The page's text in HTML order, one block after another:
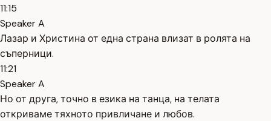
11:15
Speaker A
Лазар и Христина от една страна влизат в ролята на
съперници.
11:21
Speaker A
Но от друга, точно в езика на танца, на телата
откриваме тяхното привличане и любов.